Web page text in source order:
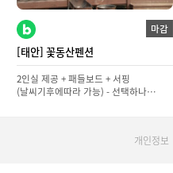
마감
[태안] 꽃동산펜션
2인실 제공 + 패들보드 + 서핑
(날씨기후에따라 가능) - 선택하나
개인정보